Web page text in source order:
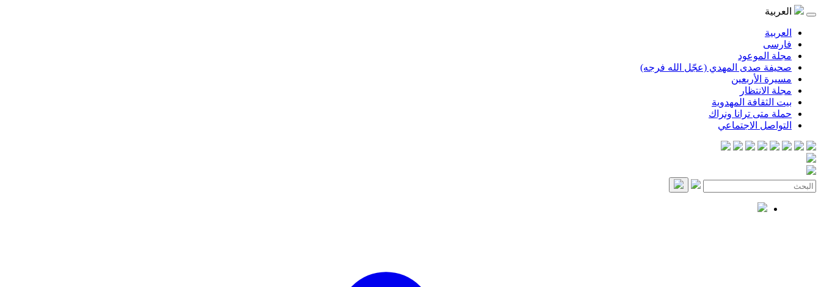
العربية
العربية
فارسی
مجلة الموعود
صحيفة صدى المهدي (عجّل الله فرجه)
مسيرة الأربعين
مجلة الانتظار
بيت الثقافة المهدوية
حملة متى ترانا ونراك
التواصل الاجتماعي